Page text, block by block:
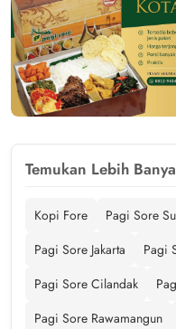
Temukan Lebih
Kopi Fore Pagi Sore
Pagi Sore Jakarta
Pagi
Pagi Sore Cilandak
Pagi Sore Rawamangun